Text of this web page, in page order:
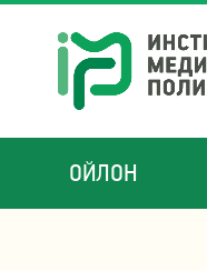
ОЙЛОН